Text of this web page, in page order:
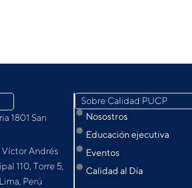
1801 San
Víctor Andrés
110, Torre 5,
Perú
Sobre Calidad PUCP
Nosostros
Educación ejecutiva
Eventos
Calidad al Día